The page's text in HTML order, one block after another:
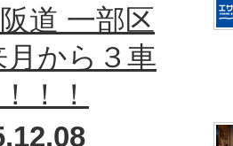
道 一部区
月から３車
！！